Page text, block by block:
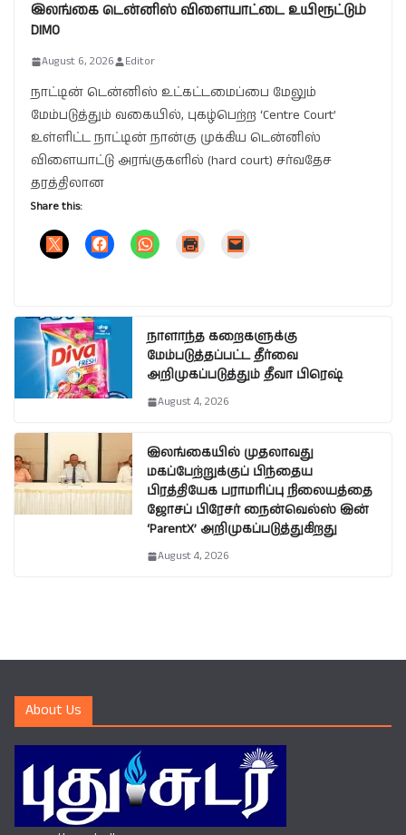
இலங்கை டென்னிஸ் விளையாட்டை உயிரூட்டும்
DIMO
August 6, 2026 Editor
நாட்டின் டென்னிஸ் உட்கட்டமைப்பை மேலும்
மேம்படுத்தும் வகையில், புகழ்பெற்ற ‘Centre Court’
உள்ளிட்ட நாட்டின் நான்கு முக்கிய டென்னிஸ்
விளையாட்டு அரங்குகளில் (hard court) சர்வதேச
தரத்திலான
Share this:
நாளாந்த கறைகளுக்கு
மேம்படுத்தப்பட்ட தீர்வை
அறிமுகப்படுத்தும் தீவா பிரெஷ்
August 4, 2026
இலங்கையில் முதலாவது
மகப்பேற்றுக்குப் பிந்தைய
பிரத்தியேக பராமரிப்பு நிலையத்தை
ஜோசப் பிரேசர் நைன்வெல்ஸ் இன்
‘ParentX’ அறிமுகப்படுத்துகிறது
August 4, 2026
About Us